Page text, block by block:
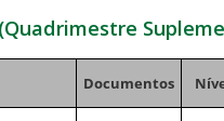
Documentos